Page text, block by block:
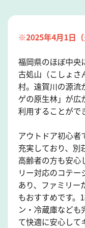
※2025年4月1日（
福岡県のほぼ中央
古処山（こしょさ
村。遠賀川の源流
ゲの原生林」が広
利用することがで
アウトドア初心
充実しており、別
高齢者の方も安心
リー対応のコテ
あり、ファミリー
もおすすめです。
ン・冷蔵庫なども
て快適に安心して